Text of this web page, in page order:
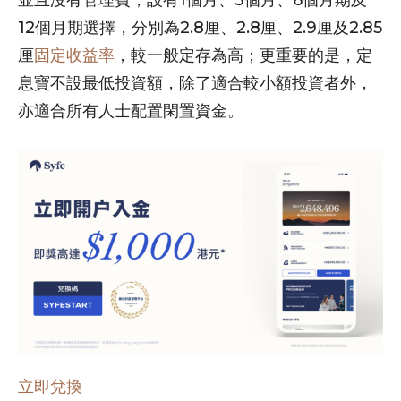
12個月期選擇，分別為2.8厘、2.8厘、2.9厘及2.85
厘固定收益率 ，較一般定存為高；更重要的是，定
息寶不設最低投資額，除了適合較小額投資者外，
亦適合所有人士配置閑置資金。
立即兌換